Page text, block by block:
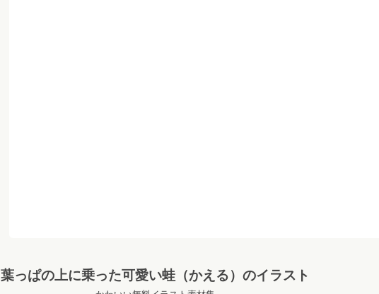
葉っぱの上に乗った可愛い蛙（かえる）のイラスト